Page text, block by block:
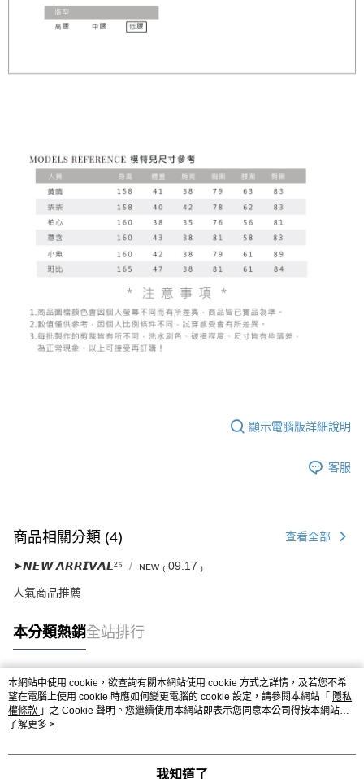
顯示電腦版詳細說明
客服
商品相關分類 (4) 查看全部
➤𝙉𝙀𝙒 𝘼𝙍𝙍𝙄𝙑𝘼𝙇²⁵ ɴᴇᴡ ₍ 09.17 ₎
人氣商品推薦
本分類熱銷全站排行
熱門標籤
本網站中使用 cookie，欲查詢有關本網站使用 cookie 方式之詳情，及若您不希
望在電腦上使用 cookie 時應如何變更電腦的 cookie 設定，請參閱本網站「 隱私
權條款 」之 Cookie 聲明。您繼續使用本網站即表示您同意本公司得按本網站使
用條款之 Cookie 聲明使用 cookie。
了解更多 >
我知道了